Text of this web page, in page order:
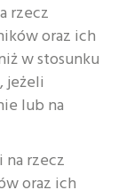
rzecz
oraz ich
w stosunku
jeżeli
lub na
rzecz
oraz ich